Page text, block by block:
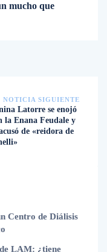
mucho que
NOTICIA SIGUIENTE
Latorre se enojó
la Enana Feudale y
de «reidora de
Centro de Diálisis
LAM: ¿tiene